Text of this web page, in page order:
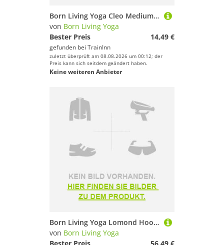
Born Living Yoga Cleo Medium-high Support Sports Top Blau XS Frau
von Born Living Yoga
Bester Preis
14,49 €
gefunden bei TrainInn
zuletzt überprüft am 08.08.2026 um 00:12; der
Preis kann sich seitdem geändert haben.
Keine weiteren Anbieter
Born Living Yoga Lomond Hoodie Grün L Mann
von Born Living Yoga